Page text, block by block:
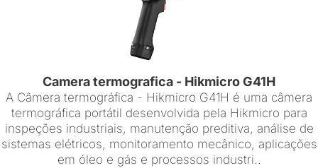
Camera termografica - Hikmicro G41H
A Câmera termográfica - Hikmicro G41H é uma câmera
termográfica portátil desenvolvida pela Hikmicro para
inspeções industriais, manutenção preditiva, análise de
sistemas elétricos, monitoramento mecânico, aplicações
em óleo e gás e processos industri..